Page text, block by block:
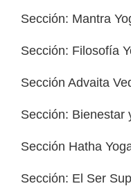
Sección: Mantra
Sección: Filosofía
Sección Advaita
Sección: Bienestar
Sección Hatha
Sección: El Ser